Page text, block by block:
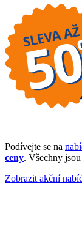
Podívejte se na
ceny. Všechny
Zobrazit akční